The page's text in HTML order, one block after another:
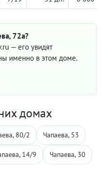
72а?
— его увидят
именно в этом доме.
домах
80/2 Чапаева, 53
14/9 Чапаева, 30